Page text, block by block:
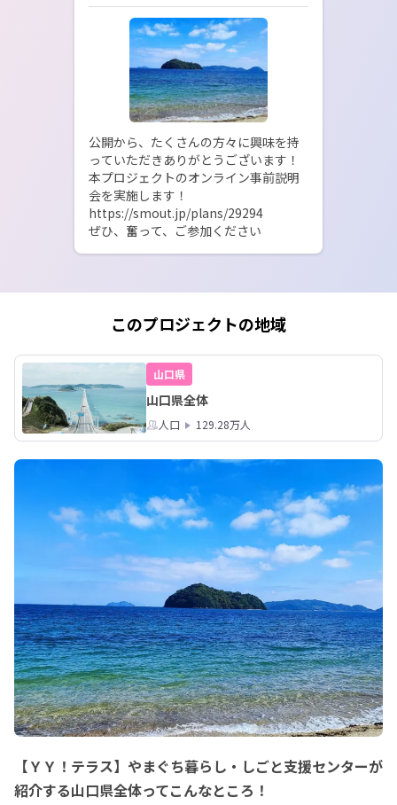
公開から、たくさんの方々に興味を持
っていただきありがとうございます！
本プロジェクトのオンライン事前説明
会を実施します！
https://smout.jp/plans/29294
ぜひ、奮って、ご参加ください
このプロジェクトの地域
山口県
山口県全体
人口 129.28万人
【ＹＹ！テラス】やまぐち暮らし・しごと支援センターが
紹介する山口県全体ってこんなところ！